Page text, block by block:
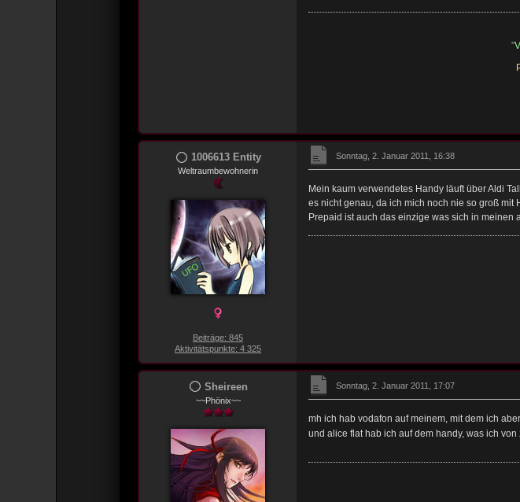
"
P
1006613 Entity
Weltraumbewohnerin
Beiträge: 845
Aktivitätspunkte: 4 325
Sonntag, 2. Januar 2011, 16:38
Mein kaum verwendetes Handy läuft über Aldi
es nicht genau, da ich mich noch nie so groß mit
Prepaid ist auch das einzige was sich in meinen
Sheireen
~~Phönix~~
Sonntag, 2. Januar 2011, 17:07
mh ich hab vodafon auf meinem, mit dem ich
und alice flat hab ich auf dem handy, was ich